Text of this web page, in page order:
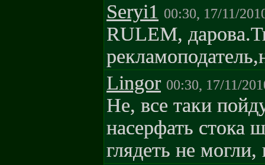
Seryi1 00:30, 17/11/
RULEM,
Lingor 00:30, 17/11/
Не, все таки
насерфать стока
глядеть не могли,